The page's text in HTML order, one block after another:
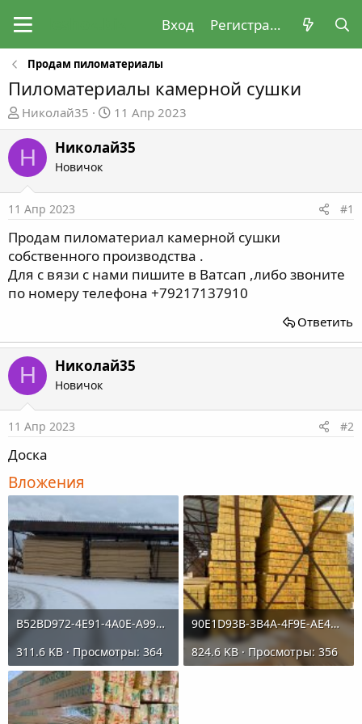
Вход Регистрация
Продам пиломатериалы
Пиломатериалы камерной сушки
А
в
т
о
р
е
ы
Николай35
Д
а
т
а
л
а
11 Апр 2023
Н Николай35
Новичок
11 Апр 2023 #1
Продам пиломатериал камерной сушки
собственного производства .
Для с вязи с нами пишите в Ватсап ,либо звоните
по номеру телефона +79217137910
Ответить
Н Николай35
Новичок
11 Апр 2023 #2
Доска
Вложения
B52BD972-4E91-4A0E-A99C-A9F10EB5D4CE.jpeg
311.6 KB · Просмотры: 364
90E1D93B-3B4A-4F9E-AE4D-CDA092575542.jpeg
824.6 KB · Просмотры: 356